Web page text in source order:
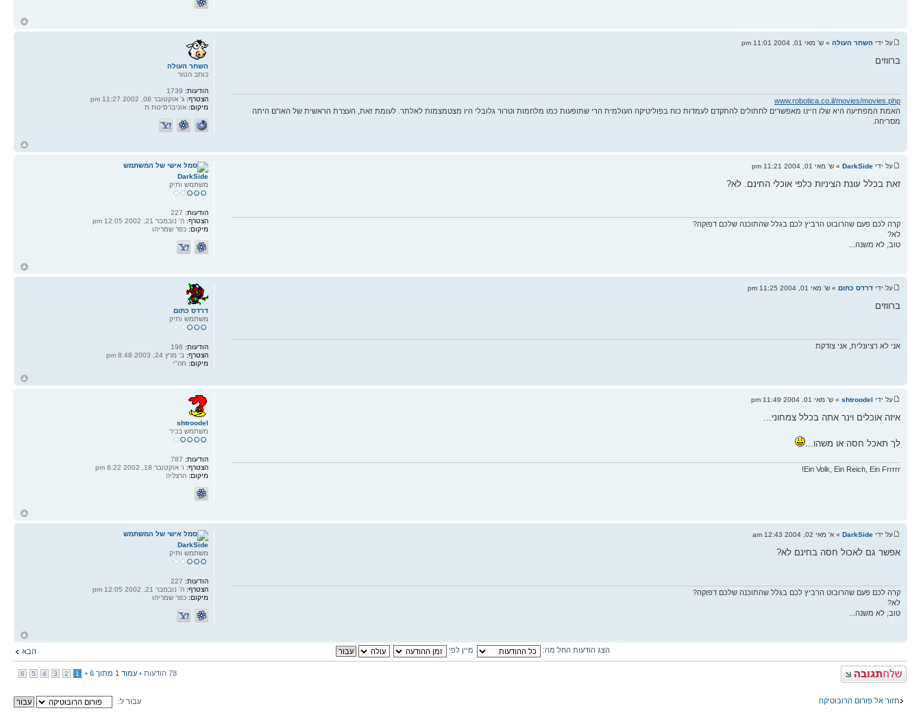
על ידי השחר העולה » ש' מאי 01, 2004 11:01 pm
ברווזים
www.robotica.co.il/movies/movies.php
האמת המפתיעה היא שלו היינו מאפשרים לחתולים להתקדם לעמדות כוח בפוליטיקה העולמית הרי שתופעות כמו מלחמות וטרור גלובלי היו מצטמצמות לאלתר. לעומת זאת, העצרת הראשית של האו"ם היתה
מסריחה.
השחר העולה
כותב הטור
הודעות:
הצטרף: ג' אוקטובר 08, 2002 11:27 pm
מיקום: אוניברסיטת ת
על ידי DarkSide » ש' מאי 01, 2004 11:21 pm
זאת בכלל עונת הציניות כלפי אוכלי החינם. לא?
קרה לכם פעם שהרובוט הרביץ לכם בגלל שהתוכנה שלכם דפוקה?
לא?
טוב, לא משנה...
DarkSide
משתמש ותיק
הודעות:227
הצטרף:ה' נובמבר 21, 2002 12:05 pm
מיקום:כפר שמריהו
על ידי דרדס כתום » ש' מאי 01, 2004 11:25 pm
ברווזים
אני לא רציונלית, אני צודקת
דרדס כתום
משתמש ותיק
הודעות:
הצטרף: ב' מרץ 24, 2003 8:48 pm
מיקום: חה"י
על ידי shtroodel » ש' מאי 01, 2004 11:49 pm
איזה אוכלים וינר אתה בכלל צמחוני...
לך תאכל חסה או משהו...
Ein Volk, Ein Reich, Ein Frrrrr!
shtroodel
משתמש בכיר
הודעות:787
הצטרף:ו' אוקטובר 18, 2002 6:22 pm
מיקום:הרצליה
על ידי DarkSide » א' מאי 02, 2004 12:43 am
אפשר גם לאכול חסה בחינם לא?
קרה לכם פעם שהרובוט הרביץ לכם בגלל שהתוכנה שלכם דפוקה?
לא?
טוב, לא משנה...
DarkSide
משתמש ותיק
הודעות:
הצטרף: ה' נובמבר 21, 2002 12:05 pm
מיקום: כפר שמריהו
הבא הצג הודעות החל מה: מיין לפי
פרסם תגובה 78 הודעות • עמוד 1 מתוך 6
•
1
2
3
4
5
6
חזור אל פורום הרובוטיקה עבור ל: